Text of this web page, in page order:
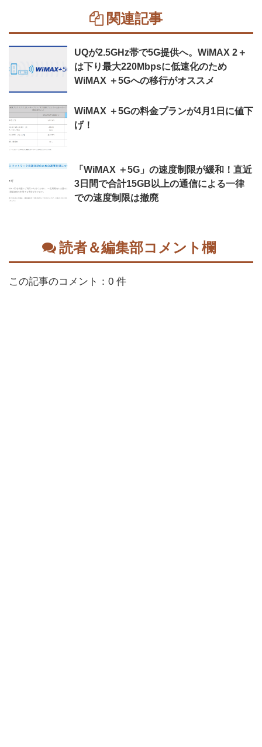
関連記事
UQが2.5GHz帯で5G提供へ。WiMAX 2＋
は下り最大220Mbpsに低速化のため
WiMAX ＋5Gへの移行がオススメ
WiMAX ＋5Gの料金プランが4月1日に値下
げ！
「WiMAX ＋5G」の速度制限が緩和！直近
3日間で合計15GB以上の通信による一律
での速度制限は撤廃
読者＆編集部コメント欄
この記事のコメント：0 件